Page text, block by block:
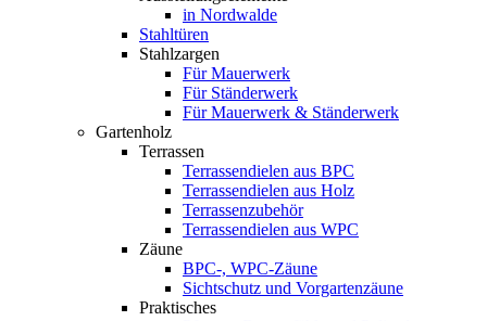
in Nordwalde
Stahltüren
Stahlzargen
Für Mauerwerk
Für Ständerwerk
Für Mauerwerk & Ständerwerk
Gartenholz
Terrassen
Terrassendielen aus BPC
Terrassendielen aus Holz
Terrassenzubehör
Terrassendielen aus WPC
Zäune
BPC-, WPC-Zäune
Sichtschutz und Vorgartenzäune
Praktisches